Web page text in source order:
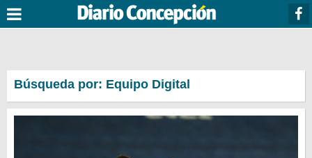
Búsqueda por: Equipo Digital